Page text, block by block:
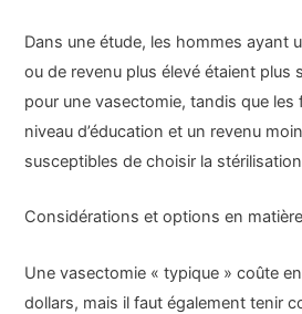
Dans une étude, les hommes ayant
ou de revenu plus élevé étaient plus
pour une vasectomie, tandis que les
niveau d’éducation et un revenu
susceptibles de choisir la
Considérations et options en
Une vasectomie « typique » coûte
dollars, mais il faut également tenir